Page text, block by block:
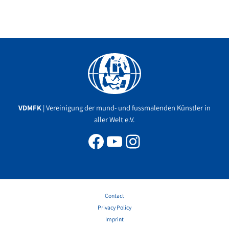
VDMFK | Vereinigung der mund- und fussmalenden Künstler in
aller Welt e.V.
Facebook
YouTube
Instagram
Contact
Privacy Policy
Imprint